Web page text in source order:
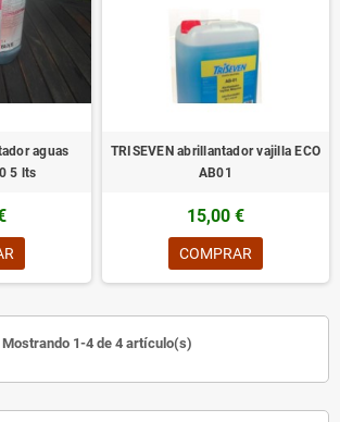
aguas
5 lts
TRISEVEN abrillantador vajilla ECO
AB01
15,00 €
COMPRAR
Mostrando 1-4 de 4 artículo(s)